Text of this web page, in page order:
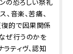
の恐ろしい祭礼
、音楽、苦痛、
復的で因果関係
ぜ行うのかを
ティヴ、認知